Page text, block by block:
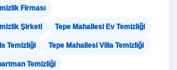
Firması
Şirketi Tepe Mahallesi Ev Temizliği
Temizliği Tepe Mahallesi Villa Temizliği
Temizliği